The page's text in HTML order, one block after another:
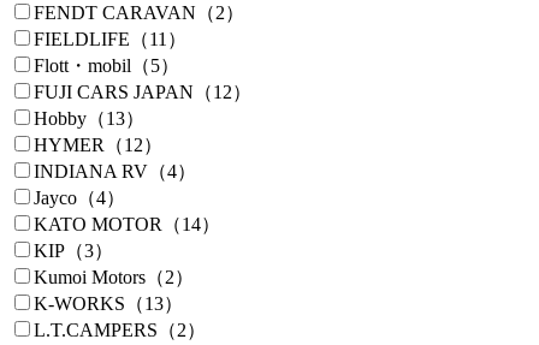
FENDT CARAVAN（2）
FIELDLIFE（11）
Flott・mobil（5）
FUJI CARS JAPAN（12）
Hobby（13）
HYMER（12）
INDIANA RV（4）
Jayco（4）
KATO MOTOR（14）
KIP（3）
Kumoi Motors（2）
K-WORKS（13）
L.T.CAMPERS（2）